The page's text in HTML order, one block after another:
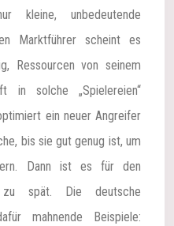
kleine, unbedeutende
Marktführer scheint es
Ressourcen von seinem
in solche „Spielereien“
ein neuer Angreifer
bis sie gut genug ist, um
Dann ist es für den
spät. Die deutsche
mahnende Beispiele: